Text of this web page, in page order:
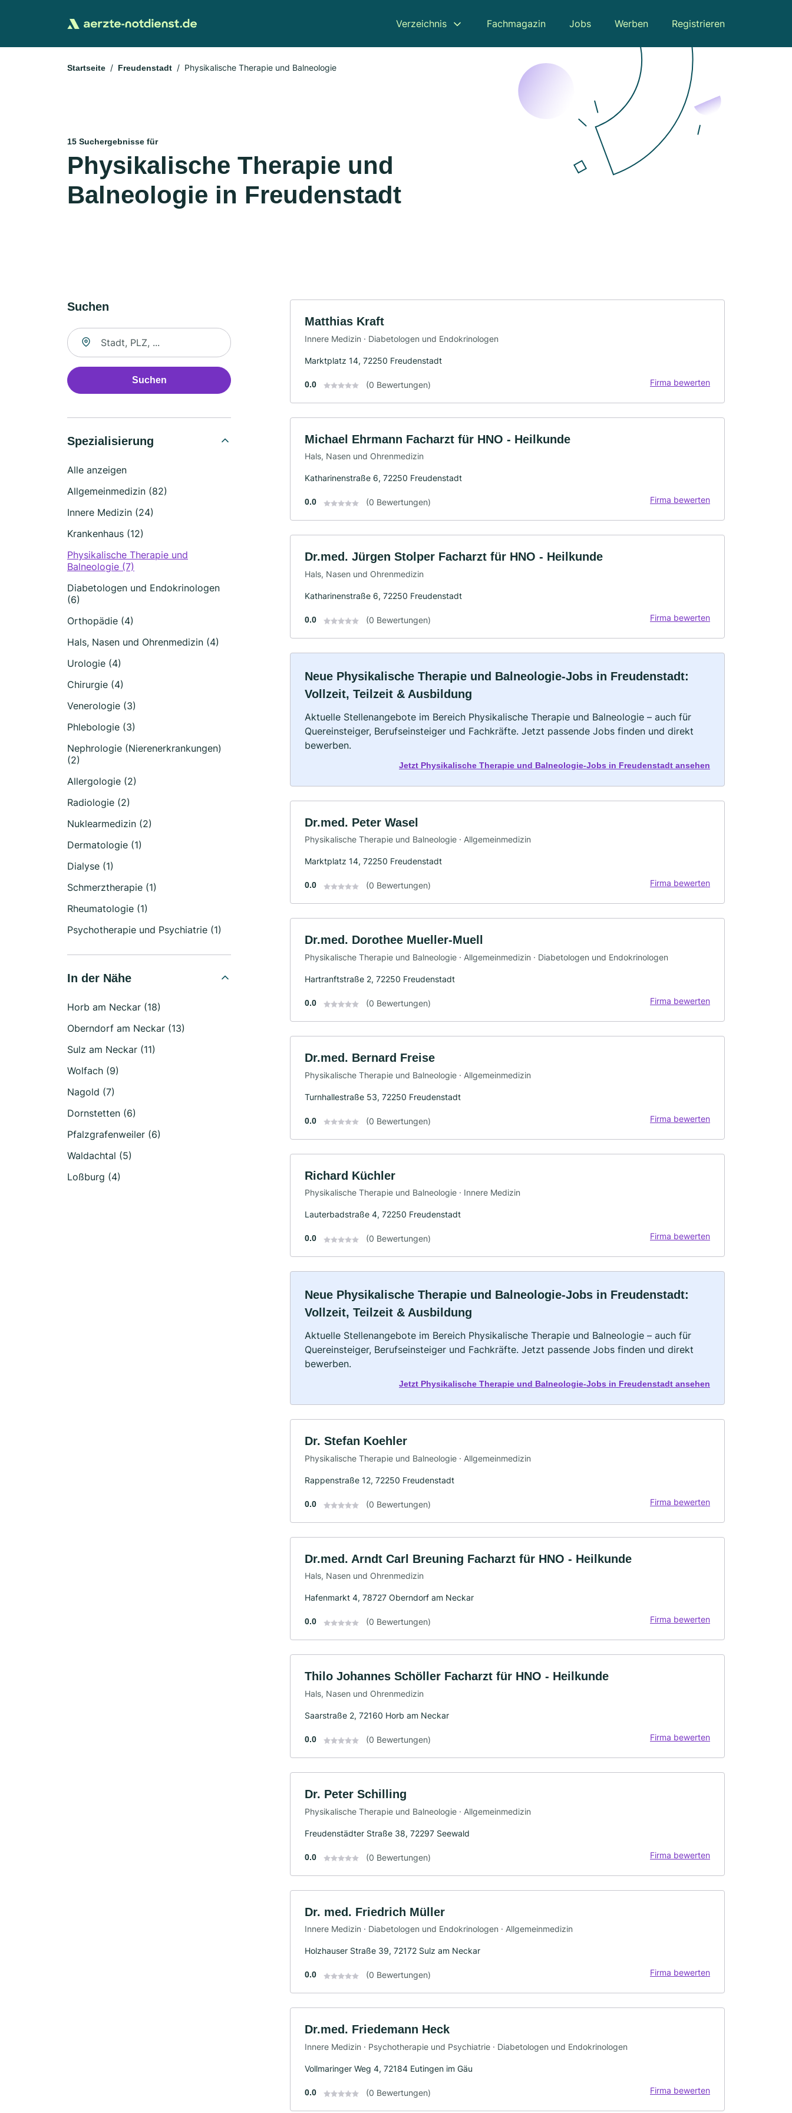
Verzeichnis Fachmagazin Jobs Werben Registrieren
Startseite Freudenstadt Physikalische Therapie und Balneologie
15 Suchergebnisse für
Physikalische Therapie und
Balneologie in Freudenstadt
Suchen
Suche nach Ort
Suchen
Spezialisierung
Alle anzeigen
Allgemeinmedizin (82)
Innere Medizin (24)
Krankenhaus (12)
Physikalische Therapie und
Balneologie (7)
Diabetologen und Endokrinologen
(6)
Orthopädie (4)
Hals, Nasen und Ohrenmedizin (4)
Urologie (4)
Chirurgie (4)
Venerologie (3)
Phlebologie (3)
Nephrologie (Nierenerkrankungen)
(2)
Allergologie (2)
Radiologie (2)
Nuklearmedizin (2)
Dermatologie (1)
Dialyse (1)
Schmerztherapie (1)
Rheumatologie (1)
Psychotherapie und Psychiatrie (1)
In der Nähe
Horb am Neckar (18)
Oberndorf am Neckar (13)
Sulz am Neckar (11)
Wolfach (9)
Nagold (7)
Dornstetten (6)
Pfalzgrafenweiler (6)
Waldachtal (5)
Loßburg (4)
Matthias Kraft
Innere Medizin · Diabetologen und Endokrinologen
Marktplatz 14, 72250 Freudenstadt
0.0 (0 Bewertungen) Firma bewerten
Michael Ehrmann Facharzt für HNO - Heilkunde
Hals, Nasen und Ohrenmedizin
Katharinenstraße 6, 72250 Freudenstadt
0.0 (0 Bewertungen) Firma bewerten
Dr.med. Jürgen Stolper Facharzt für HNO - Heilkunde
Hals, Nasen und Ohrenmedizin
Katharinenstraße 6, 72250 Freudenstadt
0.0 (0 Bewertungen) Firma bewerten
Neue Physikalische Therapie und Balneologie-Jobs in Freudenstadt:
Vollzeit, Teilzeit & Ausbildung
Aktuelle Stellenangebote im Bereich Physikalische Therapie und Balneologie – auch für
Quereinsteiger, Berufseinsteiger und Fachkräfte. Jetzt passende Jobs finden und direkt
bewerben.
Jetzt Physikalische Therapie und Balneologie-Jobs in Freudenstadt ansehen
Dr.med. Peter Wasel
Physikalische Therapie und Balneologie · Allgemeinmedizin
Marktplatz 14, 72250 Freudenstadt
0.0 (0 Bewertungen) Firma bewerten
Dr.med. Dorothee Mueller-Muell
Physikalische Therapie und Balneologie · Allgemeinmedizin · Diabetologen und Endokrinologen
Hartranftstraße 2, 72250 Freudenstadt
0.0 (0 Bewertungen) Firma bewerten
Dr.med. Bernard Freise
Physikalische Therapie und Balneologie · Allgemeinmedizin
Turnhallestraße 53, 72250 Freudenstadt
0.0 (0 Bewertungen) Firma bewerten
Richard Küchler
Physikalische Therapie und Balneologie · Innere Medizin
Lauterbadstraße 4, 72250 Freudenstadt
0.0 (0 Bewertungen) Firma bewerten
Neue Physikalische Therapie und Balneologie-Jobs in Freudenstadt:
Vollzeit, Teilzeit & Ausbildung
Aktuelle Stellenangebote im Bereich Physikalische Therapie und Balneologie – auch für
Quereinsteiger, Berufseinsteiger und Fachkräfte. Jetzt passende Jobs finden und direkt
bewerben.
Jetzt Physikalische Therapie und Balneologie-Jobs in Freudenstadt ansehen
Dr. Stefan Koehler
Physikalische Therapie und Balneologie · Allgemeinmedizin
Rappenstraße 12, 72250 Freudenstadt
0.0 (0 Bewertungen) Firma bewerten
Dr.med. Arndt Carl Breuning Facharzt für HNO - Heilkunde
Hals, Nasen und Ohrenmedizin
Hafenmarkt 4, 78727 Oberndorf am Neckar
0.0 (0 Bewertungen) Firma bewerten
Thilo Johannes Schöller Facharzt für HNO - Heilkunde
Hals, Nasen und Ohrenmedizin
Saarstraße 2, 72160 Horb am Neckar
0.0 (0 Bewertungen) Firma bewerten
Dr. Peter Schilling
Physikalische Therapie und Balneologie · Allgemeinmedizin
Freudenstädter Straße 38, 72297 Seewald
0.0 (0 Bewertungen) Firma bewerten
Dr. med. Friedrich Müller
Innere Medizin · Diabetologen und Endokrinologen · Allgemeinmedizin
Holzhauser Straße 39, 72172 Sulz am Neckar
0.0 (0 Bewertungen) Firma bewerten
Dr.med. Friedemann Heck
Innere Medizin · Psychotherapie und Psychiatrie · Diabetologen und Endokrinologen
Vollmaringer Weg 4, 72184 Eutingen im Gäu
0.0 (0 Bewertungen) Firma bewerten